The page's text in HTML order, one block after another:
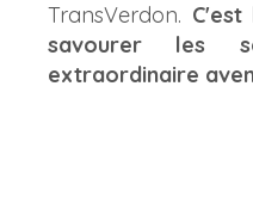
TransVerdon.
savourer les
extraordinaire